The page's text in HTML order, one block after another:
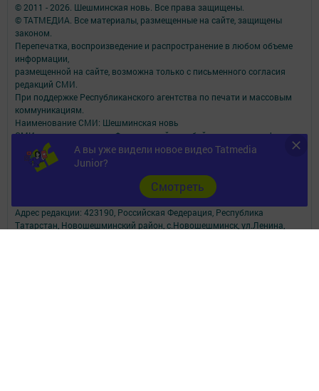
А вы уже видели новое видео Tatmedia
Junior?
Cмотреть
© 2011 - 2026. Шешминская новь. Все права защищены.
© ТАТМЕДИА. Все материалы, размещенные на сайте, защищены
законом.
Перепечатка, воспроизведение и распространение в любом объеме
информации,
размещенной на сайте, возможна только с письменного согласия
редакций СМИ.
При поддержке Республиканского агентства по печати и массовым
коммуникациям.
Наименование СМИ: Шешминская новь
СМИ зарегистрировано Федеральной службой по надзору в сфере
связи,
информационных технологий и массовых коммуникаций
запись о регистрации СМИ ЭЛ № ФС 77 - 90148 от 07.10.2025
ФИО главного редактора: Мусин Азат Вализанович Email:
sheshminskaja-nov.dir@tatmedia.com
Адрес редакции: 423190, Российская Федерация, Республика
Татарстан, Новошешминский район, с.Новошешминск, ул.Ленина,